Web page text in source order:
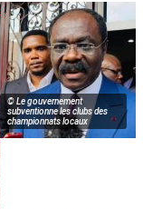
© Le gouvernement
subventionne les clubs des
championnats locaux